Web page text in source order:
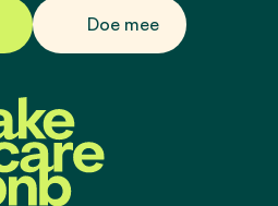
Doe mee